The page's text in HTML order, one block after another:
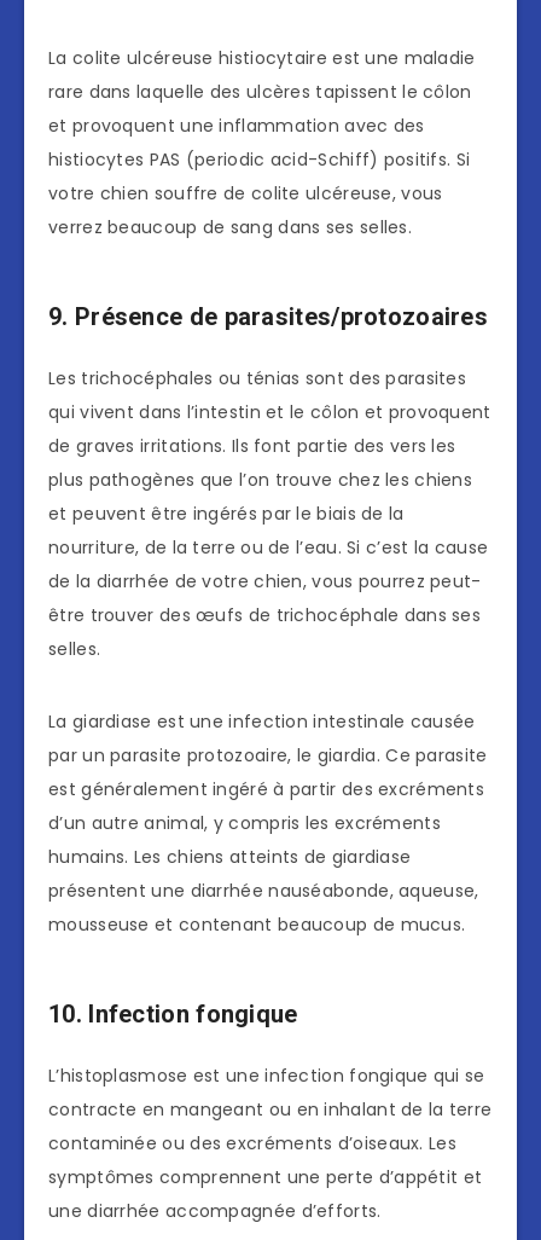
La colite ulcéreuse histiocytaire est une maladie
rare dans laquelle des ulcères tapissent le côlon
et provoquent une inflammation avec des
histiocytes PAS (periodic acid-Schiff) positifs. Si
votre chien souffre de colite ulcéreuse, vous
verrez beaucoup de sang dans ses selles.
9. Présence de parasites/protozoaires
Les trichocéphales ou ténias sont des parasites
qui vivent dans l’intestin et le côlon et provoquent
de graves irritations. Ils font partie des vers les
plus pathogènes que l’on trouve chez les chiens
et peuvent être ingérés par le biais de la
nourriture, de la terre ou de l’eau. Si c’est la cause
de la diarrhée de votre chien, vous pourrez peut-
être trouver des œufs de trichocéphale dans ses
selles.
La giardiase est une infection intestinale causée
par un parasite protozoaire, le giardia. Ce parasite
est généralement ingéré à partir des excréments
d’un autre animal, y compris les excréments
humains. Les chiens atteints de giardiase
présentent une diarrhée nauséabonde, aqueuse,
mousseuse et contenant beaucoup de mucus.
10. Infection fongique
L’histoplasmose est une infection fongique qui se
contracte en mangeant ou en inhalant de la terre
contaminée ou des excréments d’oiseaux. Les
symptômes comprennent une perte d’appétit et
une diarrhée accompagnée d’efforts.